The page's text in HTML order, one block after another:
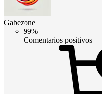
Gabezone
99%
Comentarios positivos